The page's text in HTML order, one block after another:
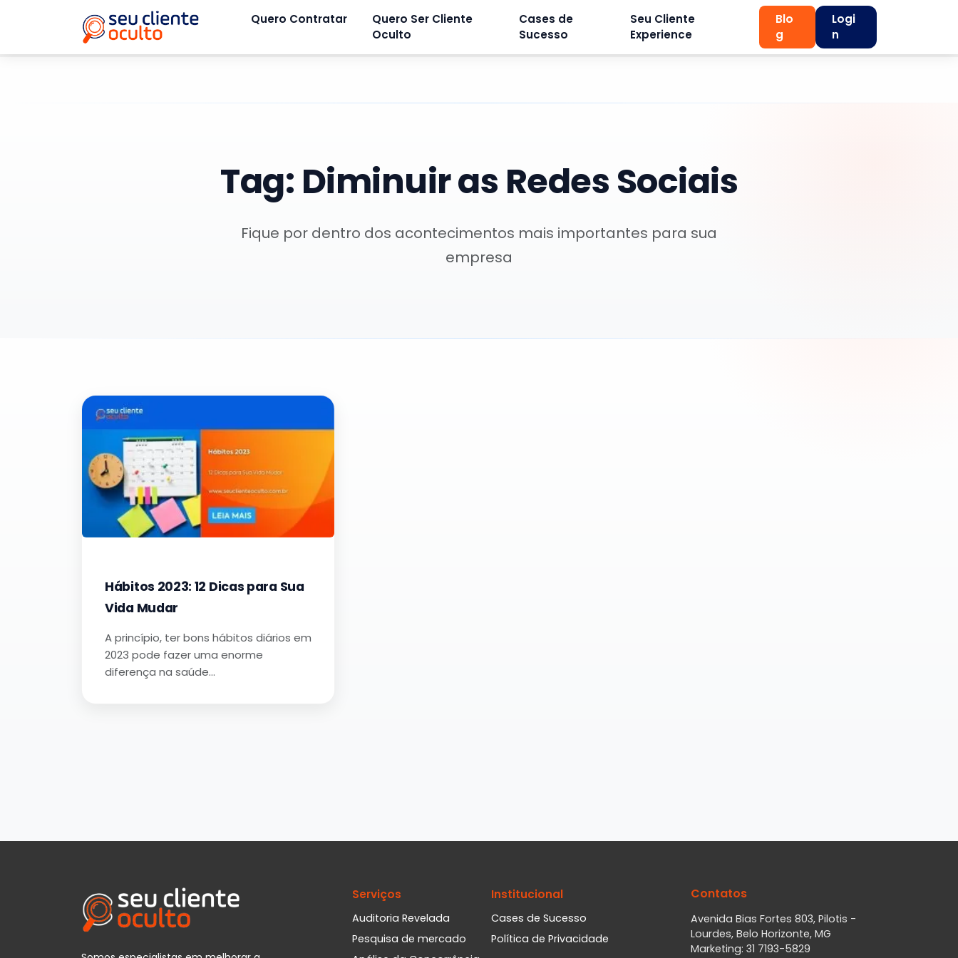
Quero Contratar
Quero Ser Cliente
Oculto
Cases de
Sucesso
Seu Cliente
Experience
Blo
g
Logi
n
Tag: Diminuir as Redes Sociais
Fique por dentro dos acontecimentos mais importantes para sua
empresa
Hábitos 2023: 12 Dicas para Sua
Vida Mudar
A princípio, ter bons hábitos diários em
2023 pode fazer uma enorme
diferença na saúde…
Serviços
Auditoria Revelada
Pesquisa de mercado
Institucional
Cases de Sucesso
Política de Privacidade
Contatos
Avenida Bias Fortes 803, Pilotis -
Lourdes, Belo Horizonte, MG
Marketing: 31 7193-5829